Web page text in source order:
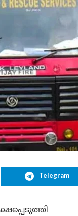
Telegram